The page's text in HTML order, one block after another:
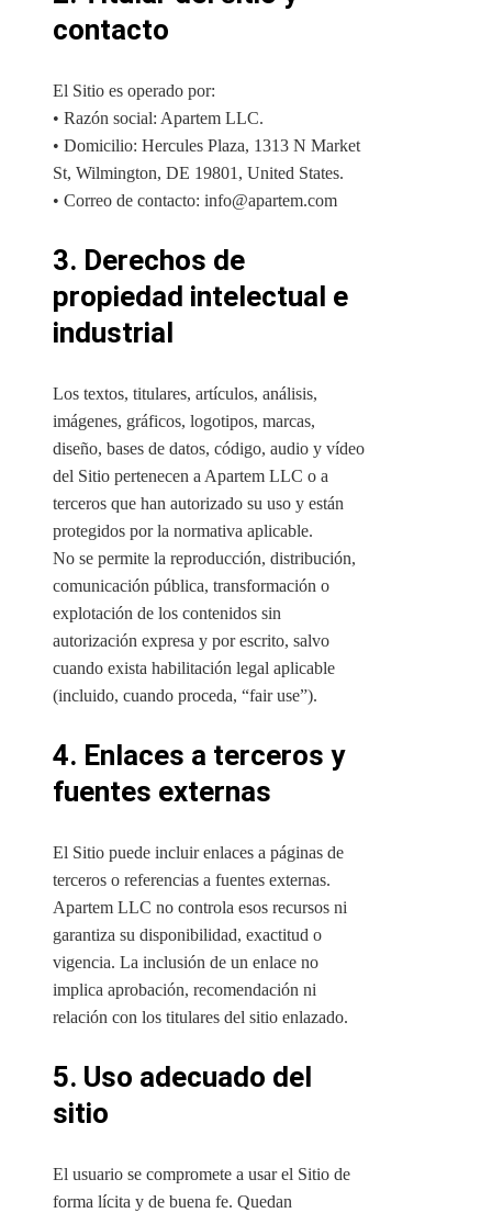
contacto
El Sitio es operado por:
• Razón social: Apartem LLC.
• Domicilio: Hercules Plaza, 1313 N Market
St, Wilmington, DE 19801, United States.
• Correo de contacto: info@apartem.com
3. Derechos de
propiedad intelectual e
industrial
Los textos, titulares, artículos, análisis,
imágenes, gráficos, logotipos, marcas,
diseño, bases de datos, código, audio y vídeo
del Sitio pertenecen a Apartem LLC o a
terceros que han autorizado su uso y están
protegidos por la normativa aplicable.
No se permite la reproducción, distribución,
comunicación pública, transformación o
explotación de los contenidos sin
autorización expresa y por escrito, salvo
cuando exista habilitación legal aplicable
(incluido, cuando proceda, “fair use”).
4. Enlaces a terceros y
fuentes externas
El Sitio puede incluir enlaces a páginas de
terceros o referencias a fuentes externas.
Apartem LLC no controla esos recursos ni
garantiza su disponibilidad, exactitud o
vigencia. La inclusión de un enlace no
implica aprobación, recomendación ni
relación con los titulares del sitio enlazado.
5. Uso adecuado del
sitio
El usuario se compromete a usar el Sitio de
forma lícita y de buena fe. Quedan